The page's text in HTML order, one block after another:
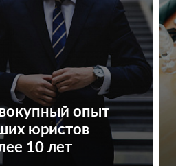
опыт
юристов
10 лет